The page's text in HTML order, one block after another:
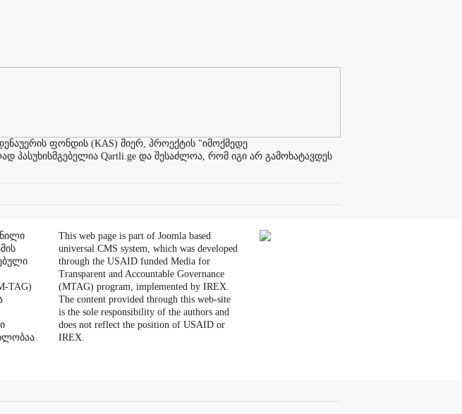
ფონდის (KAS) მიერ, პროექტის "იმოქმედე
Qartli.ge და შესაძლოა, რომ იგი არ გამოხატავდეს
TAG)
This web page is part of Joomla based
universal CMS system, which was developed
through the USAID funded Media for
Transparent and Accountable Governance
(MTAG) program, implemented by IREX.
The content provided through this web-site
is the sole responsibility of the authors and
does not reflect the position of USAID or
IREX.